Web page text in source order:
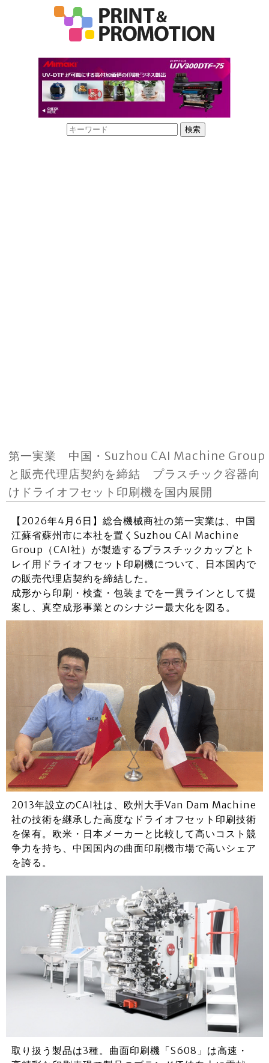
第一実業 中国・Suzhou CAI Machine Group
と販売代理店契約を締結 プラスチック容器向
けドライオフセット印刷機を国内展開
【2026年4月6日】総合機械商社の第一実業は、中国
江蘇省蘇州市に本社を置くSuzhou CAI Machine
Group（CAI社）が製造するプラスチックカップとト
レイ用ドライオフセット印刷機について、日本国内で
の販売代理店契約を締結した。
成形から印刷・検査・包装までを一貫ラインとして提
案し、真空成形事業とのシナジー最大化を図る。
2013年設立のCAI社は、欧州大手Van Dam Machine
社の技術を継承した高度なドライオフセット印刷技術
を保有。欧米・日本メーカーと比較して高いコスト競
争力を持ち、中国国内の曲面印刷機市場で高いシェア
を誇る。
取り扱う製品は3種。曲面印刷機「S608」は高速・